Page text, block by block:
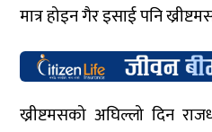
मात्र होइन गैर इसाई पनि
ख्रीष्टमसको अघिल्लो दिन